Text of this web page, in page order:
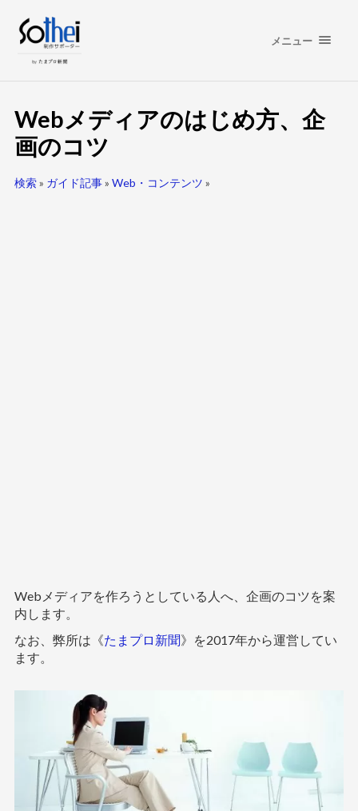
メニュー
Webメディアのはじめ方、企
画のコツ
検索» ガイド記事» Web・コンテンツ »
Webメディアを作ろうとしている人へ、企画のコツを案
内します。
なお、弊所は《たまプロ新聞》を2017年から運営してい
ます。